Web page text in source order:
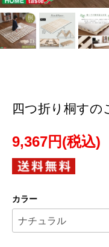
四つ折り桐すの
9,367円(税込)
カラー